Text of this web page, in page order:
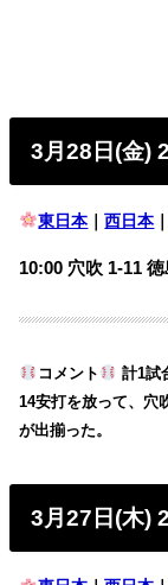
3月28日(金)
東日本｜西日本｜
10:00 穴吹 1-11
コメント
計1試
14安打を放って、穴
が出揃った。
3月27日(木)